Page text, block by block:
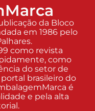
da Bloco
em 1986 pelo
como revista
como
do setor de
brasileiro do
é
e pela alta